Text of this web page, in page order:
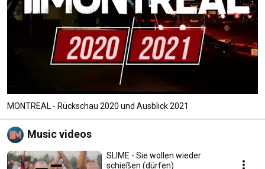
MONTREAL - Rückschau 2020 und Ausblick 2021
Music videos
SLIME - Sie wollen wieder
schießen (dürfen)